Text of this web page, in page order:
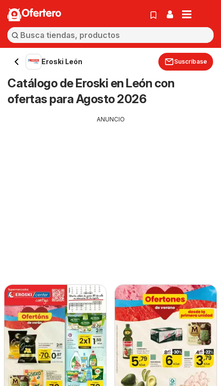
Ofertero
Eroski León Suscríbase
Catálogo de Eroski en León con
ofertas para Agosto 2026
ANUNCIO